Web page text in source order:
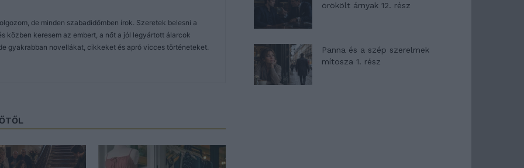
de minden szabadidőmben írok. Szeretek belesni a
közben keresem az embert, a nőt a jól legyártott álarcok
gyakrabban novellákat, cikkeket és apró vicces történeteket.
örökölt árnyak 12. rész
Panna és a szép szerelmek
mítosza 1. rész